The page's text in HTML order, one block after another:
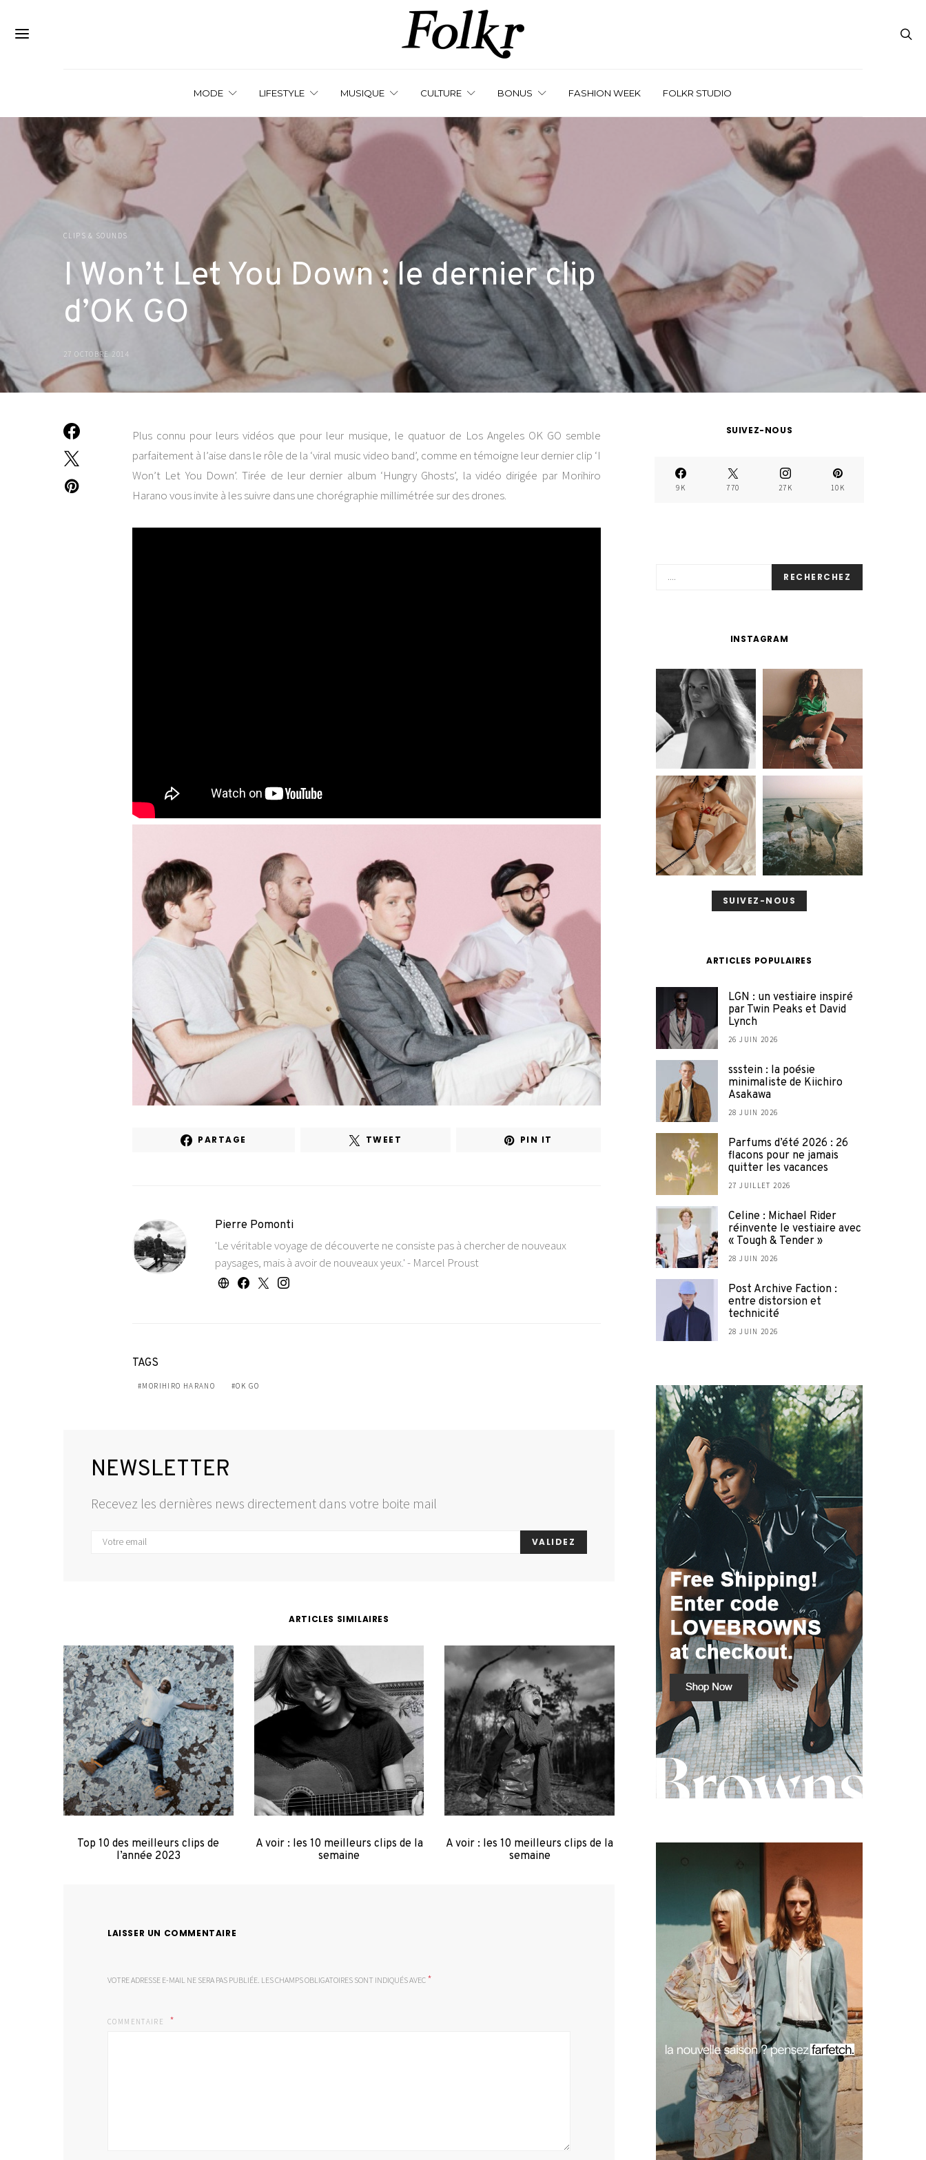
MODE LIFESTYLE MUSIQUE CULTURE BONUS FASHION WEEK FOLKR STUDIO
CLIPS & SOUNDS
I Won’t Let You Down : le dernier clip
d’OK GO
27 OCTOBRE 2014
Plus connu pour leurs vidéos que pour leur musique, le quatuor de Los Angeles OK GO semble
parfaitement à l’aise dans le rôle de la ‘viral music video band’, comme en témoigne leur dernier clip ‘I
Won’t Let You Down’. Tirée de leur dernier album ‘Hungry Ghosts’, la vidéo dirigée par Morihiro
Harano vous invite à les suivre dans une chorégraphie millimétrée sur des drones.
PARTAGE TWEET PIN IT
Pierre Pomonti
'Le véritable voyage de découverte ne consiste pas à chercher de nouveaux
paysages, mais à avoir de nouveaux yeux.' - Marcel Proust
TAGS
MORIHIRO HARANO OK GO
NEWSLETTER
Recevez les dernières news directement dans votre boite mail
VALIDEZ
ARTICLES SIMILAIRES
Top 10 des meilleurs clips de
l’année 2023
A voir : les 10 meilleurs clips de la
semaine
A voir : les 10 meilleurs clips de la
semaine
LAISSER UN COMMENTAIRE
VOTRE ADRESSE E-MAIL NE SERA PAS PUBLIÉE. LES CHAMPS OBLIGATOIRES SONT INDIQUÉS AVEC *
COMMENTAIRE
SUIVEZ-NOUS
9K 770 27K 10K
RECHERCHEZ
INSTAGRAM
SUIVEZ-NOUS
ARTICLES POPULAIRES
LGN : un vestiaire inspiré
par Twin Peaks et David
Lynch
26 JUIN 2026
ssstein : la poésie
minimaliste de Kiichiro
Asakawa
28 JUIN 2026
Parfums d’été 2026 : 26
flacons pour ne jamais
quitter les vacances
27 JUILLET 2026
Celine : Michael Rider
réinvente le vestiaire avec
« Tough & Tender »
28 JUIN 2026
Post Archive Faction :
entre distorsion et
technicité
28 JUIN 2026